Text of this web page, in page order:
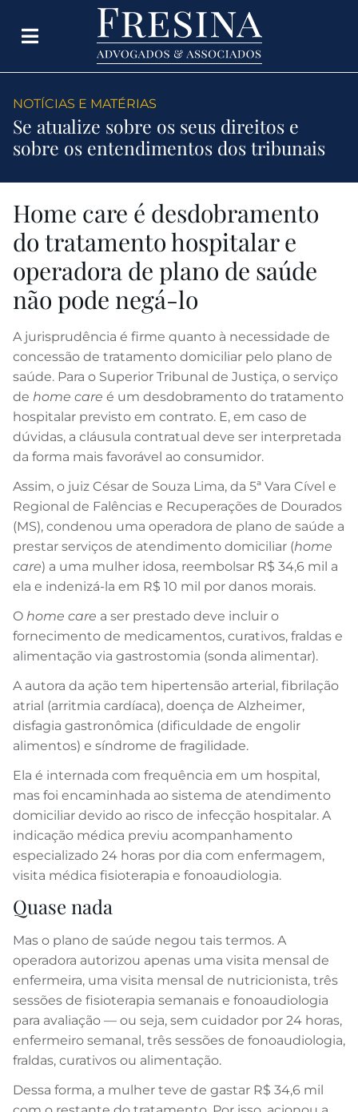
NOTÍCIAS E MATÉRIAS
Se atualize sobre os seus direitos e
sobre os entendimentos dos tribunais
Home care é desdobramento
do tratamento hospitalar e
operadora de plano de saúde
não pode negá-lo
A jurisprudência é firme quanto à necessidade de
concessão de tratamento domiciliar pelo plano de
saúde. Para o Superior Tribunal de Justiça, o serviço
de home care é um desdobramento do tratamento
hospitalar previsto em contrato. E, em caso de
dúvidas, a cláusula contratual deve ser interpretada
da forma mais favorável ao consumidor.
Assim, o juiz César de Souza Lima, da 5ª Vara Cível e
Regional de Falências e Recuperações de Dourados
(MS), condenou uma operadora de plano de saúde a
prestar serviços de atendimento domiciliar (home
care) a uma mulher idosa, reembolsar R$ 34,6 mil a
ela e indenizá-la em R$ 10 mil por danos morais.
O home care a ser prestado deve incluir o
fornecimento de medicamentos, curativos, fraldas e
alimentação via gastrostomia (sonda alimentar).
A autora da ação tem hipertensão arterial, fibrilação
atrial (arritmia cardíaca), doença de Alzheimer,
disfagia gastronômica (dificuldade de engolir
alimentos) e síndrome de fragilidade.
Ela é internada com frequência em um hospital,
mas foi encaminhada ao sistema de atendimento
domiciliar devido ao risco de infecção hospitalar. A
indicação médica previu acompanhamento
especializado 24 horas por dia com enfermagem,
visita médica fisioterapia e fonoaudiologia.
Quase nada
Mas o plano de saúde negou tais termos. A
operadora autorizou apenas uma visita mensal de
enfermeira, uma visita mensal de nutricionista, três
sessões de fisioterapia semanais e fonoaudiologia
para avaliação — ou seja, sem cuidador por 24 horas,
enfermeiro semanal, três sessões de fonoaudiologia,
fraldas, curativos ou alimentação.
Dessa forma, a mulher teve de gastar R$ 34,6 mil